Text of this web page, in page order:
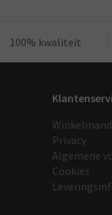
100% kwaliteit
Privacy
Algemene
Cookies